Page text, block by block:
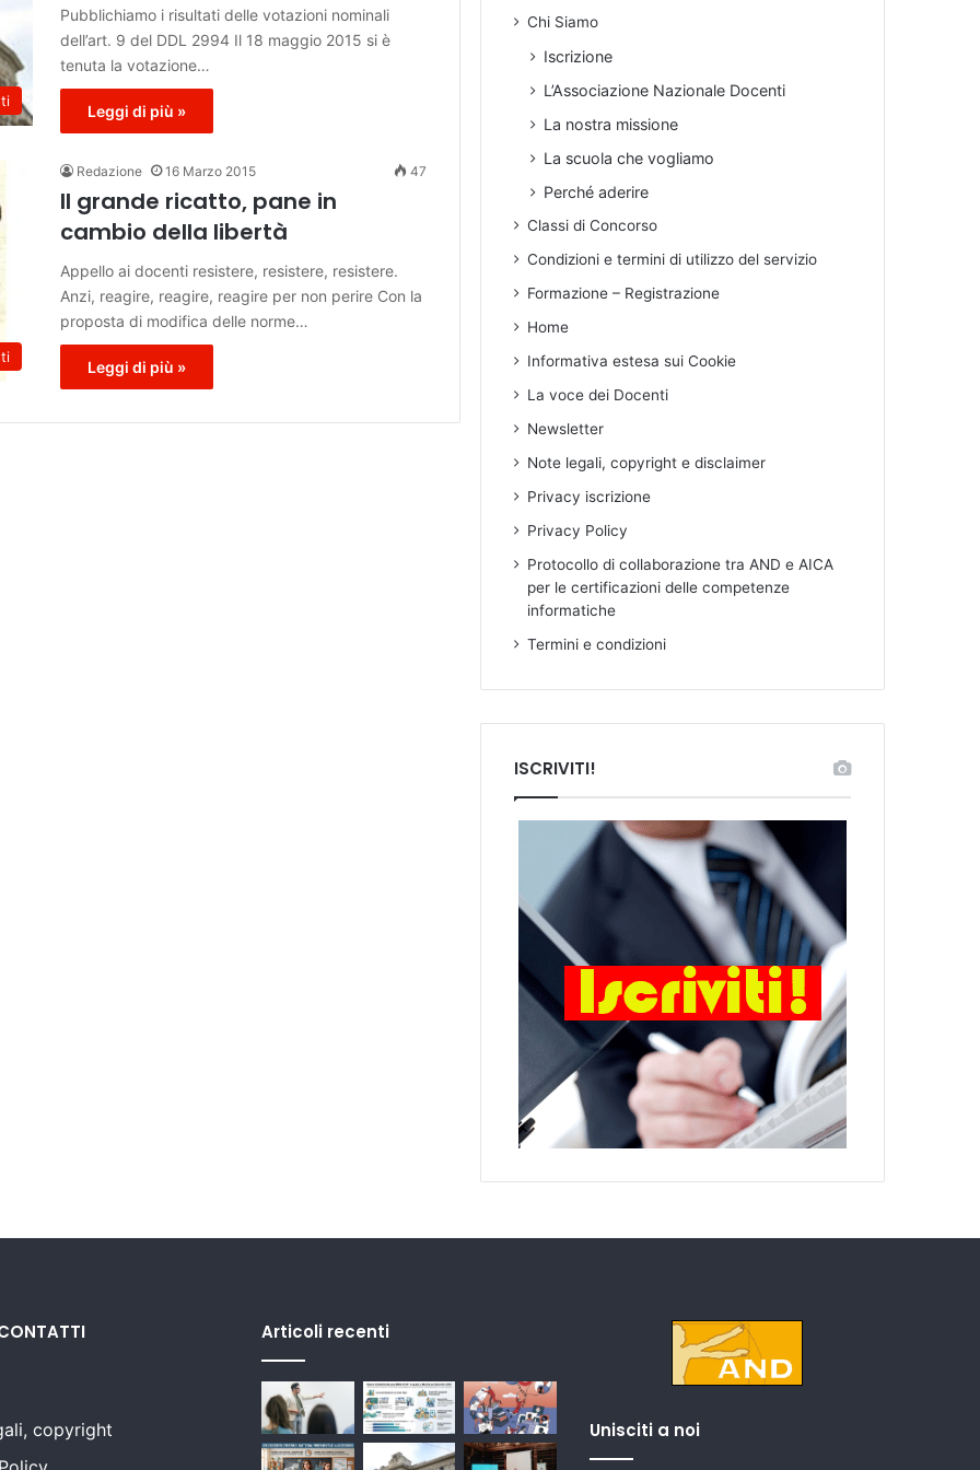
Pubblichiamo i risultati delle votazioni nominali
dell’art. 9 del DDL 2994 Il 18 maggio 2015 si è
tenuta la votazione…
Leggi di più »
Redazione 16 Marzo 2015 47
Il grande ricatto, pane in
cambio della libertà
Appello ai docenti resistere, resistere, resistere.
Anzi, reagire, reagire, reagire per non perire Con la
proposta di modifica delle norme…
Leggi di più »
Chi Siamo
Iscrizione
L’Associazione Nazionale Docenti
La nostra missione
La scuola che vogliamo
Perché aderire
Classi di Concorso
Condizioni e termini di utilizzo del servizio
Formazione – Registrazione
Home
Informativa estesa sui Cookie
La voce dei Docenti
Newsletter
Note legali, copyright e disclaimer
Privacy iscrizione
Privacy Policy
Protocollo di collaborazione tra AND e AICA
per le certificazioni delle competenze
informatiche
Termini e condizioni
ISCRIVITI!
copyright
Articoli recenti
Unisciti a noi